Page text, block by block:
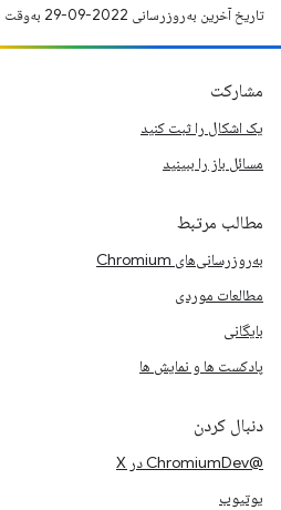
تاریخ آخرین به‌روزرسانی 2022-09-29 به‌وقت ساعت هماهنگ جهانی.
مشارکت
یک اشکال را ثبت کنید
مسائل باز را ببینید
مطالب مرتبط
به‌روزرسانی‌های Chromium
مطالعات موردی
بایگانی
پادکست ها و نمایش ها
دنبال کردن
@ChromiumDev در X
یوتیوب